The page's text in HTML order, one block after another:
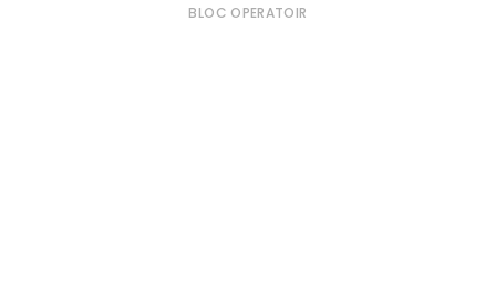
BLOC OPERATOIR